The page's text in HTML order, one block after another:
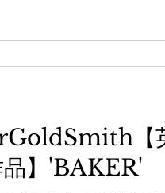
OliverGoldsmith...
【
品】'BAKER'